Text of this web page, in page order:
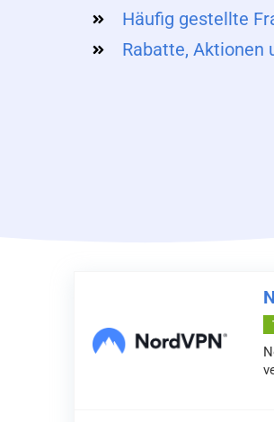
Häufig gestellte
Rabatte, Aktionen